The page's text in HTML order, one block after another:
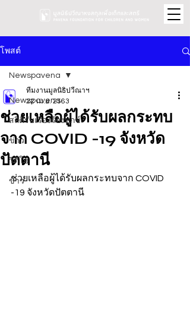
โพสต์
Newspavena
สถิติรับเรื่องร้องทุกข์
ข่าว
วิดีโอ
ข่าว
Newspavena
ช่วยเหลือผู้ได้รับผลกระทบ
จาก COVID -19 จังหวัด
ปัตตานี
ทีมงานมูลนิธิปวีณาฯ
22 เม.ย. 2563
ช่วยเหลือผู้ได้รับผลกระทบจาก COVID
-19 จังหวัดปัตตานี